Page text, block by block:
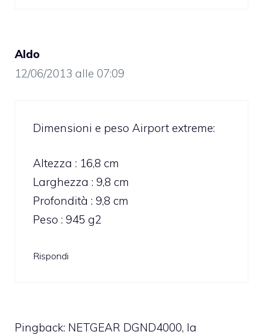
Aldo
12/06/2013 alle 07:09
Dimensioni e peso Airport extreme:
Altezza : 16,8 cm
Larghezza : 9,8 cm
Profondità : 9,8 cm
Peso : 945 g2
Rispondi
Pingback: NETGEAR DGND4000, la